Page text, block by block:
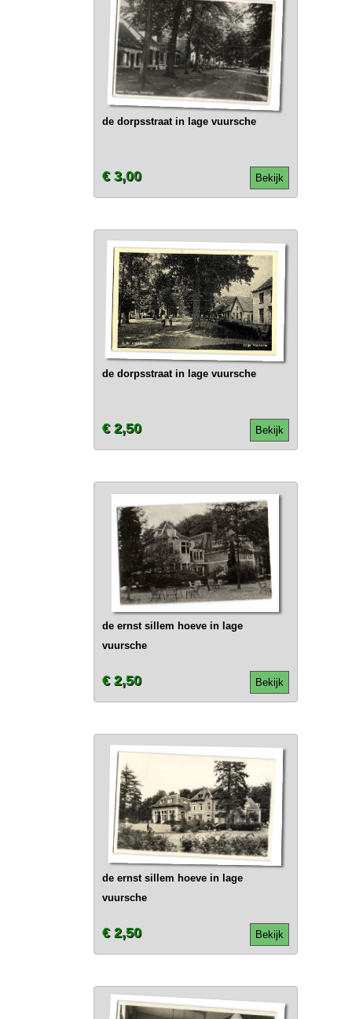
de dorpsstraat in lage vuursche
Bekijk
€ 3,00
de dorpsstraat in lage vuursche
Bekijk
€ 2,50
de ernst sillem hoeve in lage
vuursche
Bekijk
€ 2,50
de ernst sillem hoeve in lage
vuursche
Bekijk
€ 2,50